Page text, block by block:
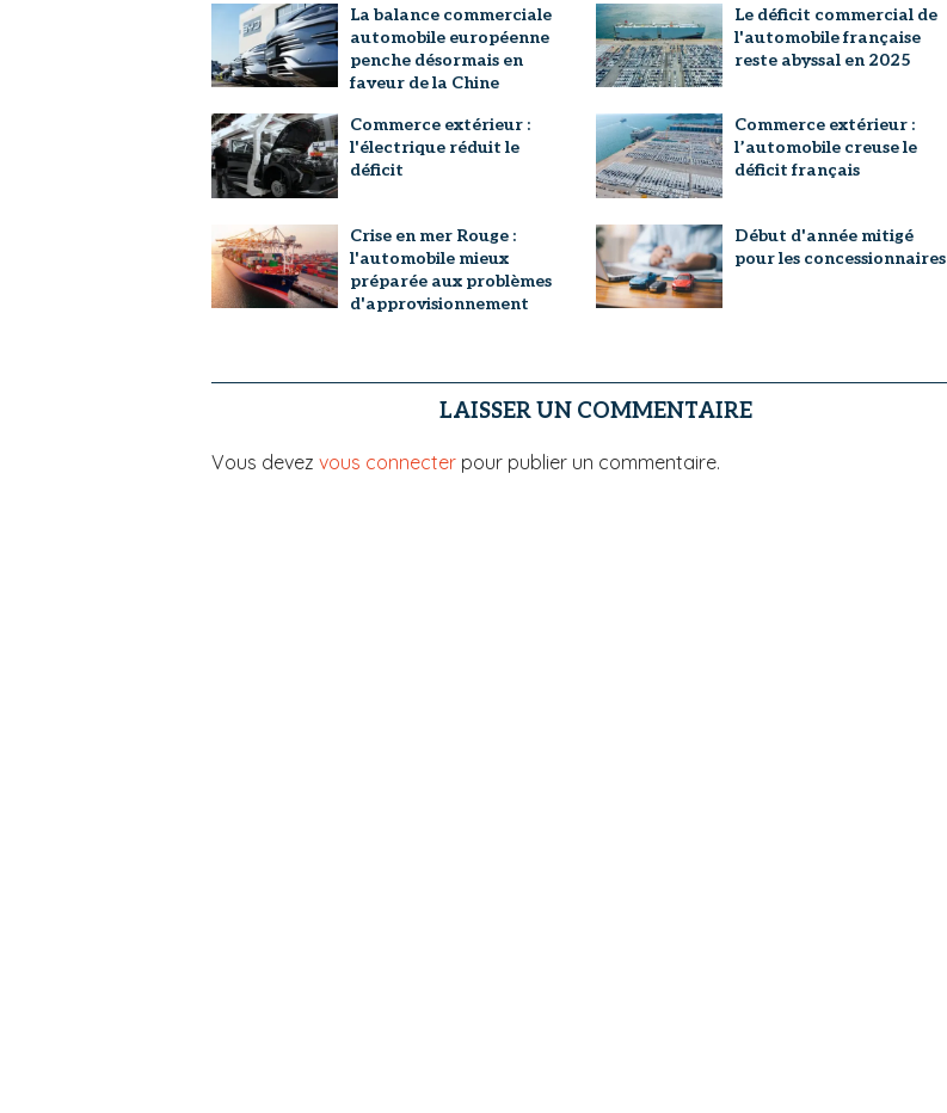
La balance commerciale
automobile européenne
penche désormais en
faveur de la Chine
Le déficit commercial de
l'automobile française
reste abyssal en 2025
Commerce extérieur :
l'électrique réduit le
déficit
Commerce extérieur :
l’automobile creuse le
déficit français
Crise en mer Rouge :
l'automobile mieux
préparée aux problèmes
d'approvisionnement
Début d'année mitigé
pour les concessionnaires
LAISSER UN COMMENTAIRE
Vous devez vous connecter pour publier un commentaire.